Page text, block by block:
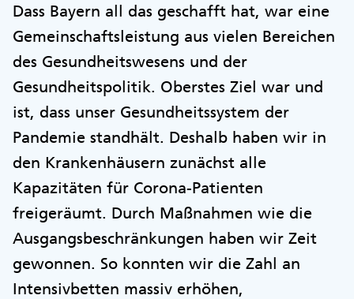
Dass Bayern all das geschafft hat, war eine
Gemeinschaftsleistung aus vielen Bereichen
des Gesundheitswesens und der
Gesundheitspolitik. Oberstes Ziel war und
ist, dass unser Gesundheitssystem der
Pandemie standhält. Deshalb haben wir in
den Krankenhäusern zunächst alle
Kapazitäten für Corona-Patienten
freigeräumt. Durch Maßnahmen wie die
Ausgangsbeschränkungen haben wir Zeit
gewonnen. So konnten wir die Zahl an
Intensivbetten massiv erhöhen,